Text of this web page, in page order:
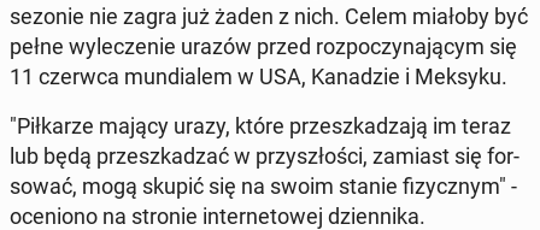
sezonie nie zagra już żaden z nich. Celem miałoby być
pełne wy­le­cze­nie urazów przed roz­po­czy­na­ją­cym się
11 czerwca mun­dia­lem w USA, Ka­na­dzie i Meksyku.
"Pił­ka­rze mający urazy, które prze­szka­dza­ją im teraz
lub będą prze­szka­dzać w przy­szło­ści, zamiast się for­
so­wać, mogą skupić się na swoim stanie fi­zycz­nym" -
oce­nio­no na stronie in­ter­ne­to­wej dzien­ni­ka.